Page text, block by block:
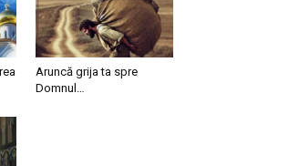
Aruncă grija ta spre
Domnul…